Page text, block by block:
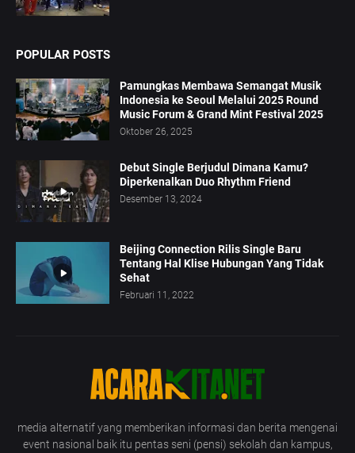
POPULAR POSTS
Pamungkas Membawa Semangat Musik
Indonesia ke Seoul Melalui 2025 Round
Music Forum & Grand Mint Festival 2025
Oktober 26, 2025
Debut Single Berjudul Dimana Kamu?
Diperkenalkan Duo Rhythm Friend
Desember 13, 2024
Beijing Connection Rilis Single Baru
Tentang Hal Klise Hubungan Yang Tidak
Sehat
Februari 11, 2022
media alternatif yang memberikan informasi dan berita mengenai
event nasional baik itu pentas seni (pensi) sekolah dan kampus,